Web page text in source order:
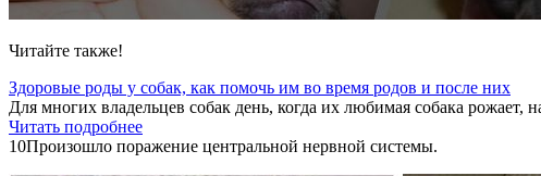
Читайте также!
Здоровые роды у собак, как помочь им во время родов и после них
Для многих владельцев собак день, когда их любимая собака
Читать подробнее
10Произошло поражение центральной нервной системы.